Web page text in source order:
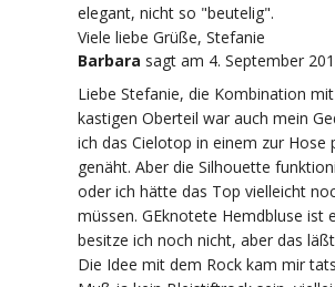
elegant, nicht so "beutelig".
Viele liebe Grüße, Stefanie
Barbara sagt am 4. September
Liebe Stefanie, die Kombination
kastigen Oberteil war auch mein
ich das Cielotop in einem zur Hose
genäht. Aber die Silhouette
oder ich hätte das Top vielleicht
müssen. GEknotete Hemdbluse ist
besitze ich noch nicht, aber das
Die Idee mit dem Rock kam mir